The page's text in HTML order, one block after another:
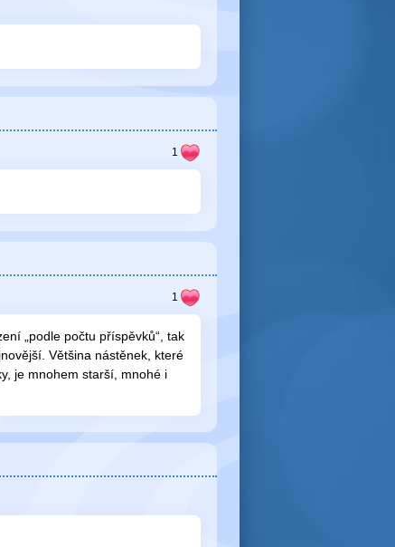
„podle počtu příspěvků“, tak
Většina nástěnek, které
je mnohem starší, mnohé i